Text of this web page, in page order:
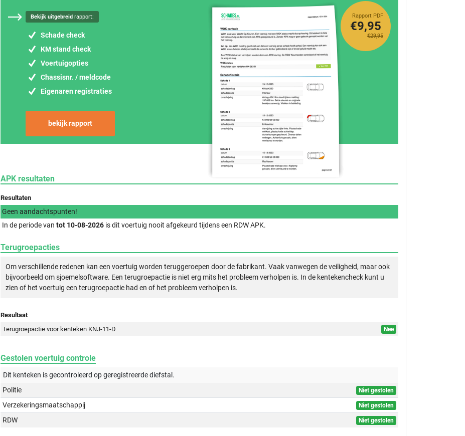
Bekijk uitgebreid rapport:
Schade check
KM stand check
Voertuigopties
Chassisnr. / meldcode
Eigenaren registraties
bekijk rapport
Rapport PDF
€29,95
€9,95
APK resultaten
Resultaten
Geen aandachtspunten!
In de periode van tot 10-08-2026 is dit voertuig nooit afgekeurd tijdens een RDW APK.
Terugroepacties
Om verschillende redenen kan een voertuig worden teruggeroepen door de fabrikant. Vaak vanwegen de veiligheid, maar ook
bijvoorbeeld om sjoemelsoftware. Een terugroepactie is niet erg mits het probleem verholpen is. In de kentekencheck kunt u
zien of het voertuig een terugroepactie had en of het probleem verholpen is.
Resultaat
Terugroepactie voor kenteken KNJ-11-D
Nee
Gestolen voertuig controle
Dit kenteken is gecontroleerd opgeregistreerdediefstal.
Politie
Niet gestolen
Verzekeringsmaatschappij Niet gestolen
RDW Niet gestolen